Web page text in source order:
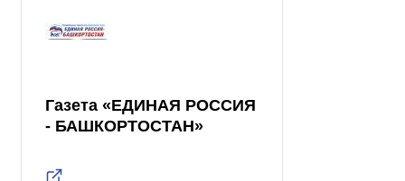
Газета «ЕДИНАЯ РОССИЯ
- БАШКОРТОСТАН»